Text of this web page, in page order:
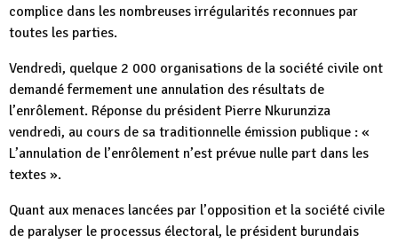
complice dans les nombreuses irrégularités reconnues par
toutes les parties.
Vendredi, quelque 2 000 organisations de la société civile ont
demandé fermement une annulation des résultats de
l’enrôlement. Réponse du président Pierre Nkurunziza
vendredi, au cours de sa traditionnelle émission publique : «
L’annulation de l’enrôlement n’est prévue nulle part dans les
textes ».
Quant aux menaces lancées par l’opposition et la société civile
de paralyser le processus électoral, le président burundais